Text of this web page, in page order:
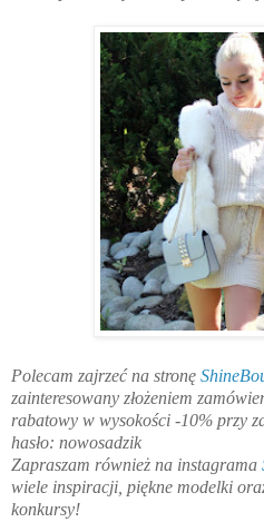
Polecam zajrzeć na stronę
zainteresowany złożeniem
rabatowy w wysokości -10% przy
hasło: nowosadzik
Zapraszam również na instagrama
wiele inspiracji, piękne modelki
konkursy!